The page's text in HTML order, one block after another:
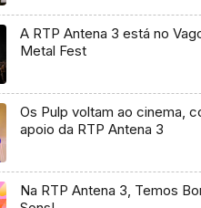
A RTP Antena 3 está no
Metal Fest
Os Pulp voltam ao cinema,
apoio da RTP Antena 3
Na RTP Antena 3, Temos